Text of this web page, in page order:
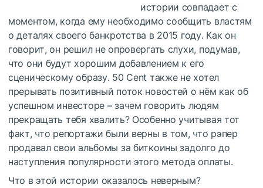
истории совпадает с
моментом, когда ему необходимо сообщить властям
о деталях своего банкротства в 2015 году. Как он
говорит, он решил не опровергать слухи, подумав,
что они будут хорошим добавлением к его
сценическому образу. 50 Cent также не хотел
прерывать позитивный поток новостей о нём как об
успешном инвесторе – зачем говорить людям
прекращать тебя хвалить? Особенно учитывая тот
факт, что репортажи были верны в том, что рэпер
продавал свои альбомы за биткоины задолго до
наступления популярности этого метода оплаты.
Что в этой истории оказалось неверным?